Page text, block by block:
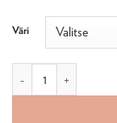
Väri